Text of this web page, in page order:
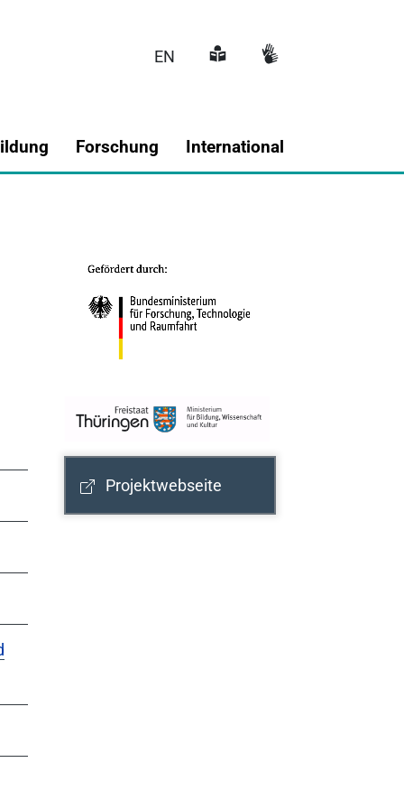
EN
Forschung International
Projektwebseite